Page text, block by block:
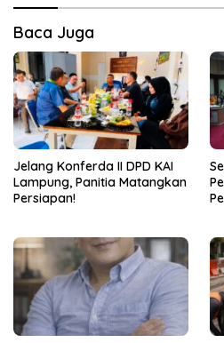
Baca Juga
Jelang Konferda II DPD KAI
Lampung, Panitia Matangkan
Persiapan!